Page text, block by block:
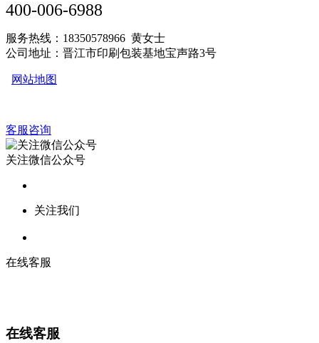
400-006-6988
服务热线：18350578966 黄女士
公司地址：晋江市印刷包装基地宝声路3号
网站地图
客服咨询
关注微信公众号
关注我们
在线客服
在线客服